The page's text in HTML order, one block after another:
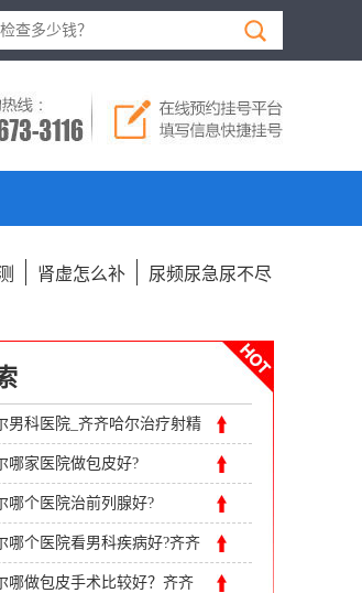
肾虚怎么补 尿频尿急尿不尽
男科医院_齐齐哈尔治疗射精
哪家医院做包皮好?
哪个医院治前列腺好?
哪个医院看男科疾病好?齐齐
男科医院
哪做包皮手术比较好？齐齐